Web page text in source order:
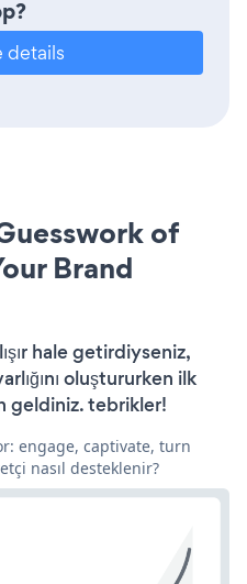
details
of
Brand
hale getirdiyseniz,
oluştururken ilk
geldiniz. tebrikler!
engage, captivate, turn
nasıl desteklenir?